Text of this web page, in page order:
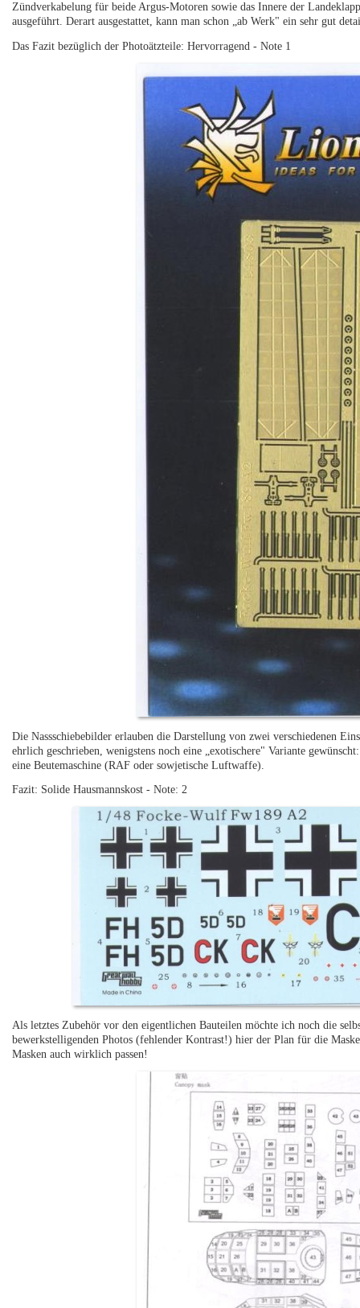
Zündverkabelung für beide Argus-Motoren sowie das Innere der
ausgeführt. Derart ausgestattet, kann man schon „ab Werk" ein sehr gut
Das Fazit bezüglich der Photoätzteile: Hervorragend - Note 1
Die Nassschiebebilder erlauben die Darstellung von zwei verschiedenen
ehrlich geschrieben, wenigstens noch eine „exotischere" Variante
eine Beutemaschine (RAF oder sowjetische Luftwaffe).
Fazit: Solide Hausmannskost - Note: 2
Als letztes Zubehör vor den eigentlichen Bauteilen möchte ich noch die
bewerkstelligenden Photos (fehlender Kontrast!) hier der Plan für die
Masken auch wirklich passen!